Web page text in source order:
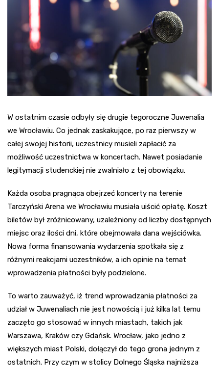
W ostatnim czasie odbyły się drugie tegoroczne Juwenalia
we Wrocławiu. Co jednak zaskakujące, po raz pierwszy w
całej swojej historii, uczestnicy musieli zapłacić za
możliwość uczestnictwa w koncertach. Nawet posiadanie
legitymacji studenckiej nie zwalniało z tej obowiązku.
Każda osoba pragnąca obejrzeć koncerty na terenie
Tarczyński Arena we Wrocławiu musiała uiścić opłatę. Koszt
biletów był zróżnicowany, uzależniony od liczby dostępnych
miejsc oraz ilości dni, które obejmowała dana wejściówka.
Nowa forma finansowania wydarzenia spotkała się z
różnymi reakcjami uczestników, a ich opinie na temat
wprowadzenia płatności były podzielone.
To warto zauważyć, iż trend wprowadzania płatności za
udział w Juwenaliach nie jest nowością i już kilka lat temu
zaczęto go stosować w innych miastach, takich jak
Warszawa, Kraków czy Gdańsk. Wrocław, jako jedno z
większych miast Polski, dołączył do tego grona jednym z
ostatnich. Przy czym w stolicy Dolnego Śląska najniższa